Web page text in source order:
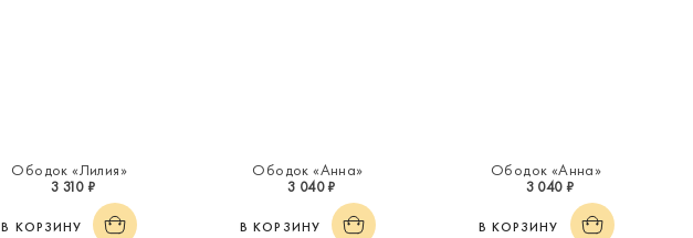
Ободок «Лилия»
3 310 ₽
В КОРЗИНУ
Ободок «Анна»
3 040 ₽
В КОРЗИНУ
Ободок «Анна»
3 040 ₽
В КОРЗИНУ